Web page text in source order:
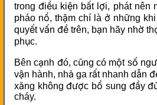
trong điều kiện bất lợi, phát nên
pháo nổ, thậm chí là ở những
quyết vấn đề trên, bạn hãy nhờ
phục.
Bên cạnh đó, cũng có một số
vận hành, nhả ga rất nhanh dẫn
xăng không được bổ sung đầy
cháy.